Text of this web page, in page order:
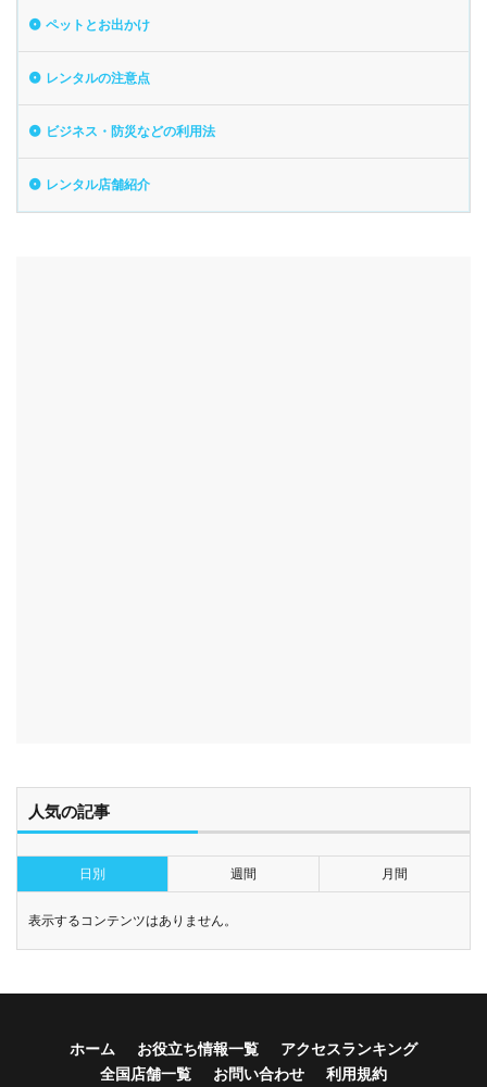
ペットとお出かけ
レンタルの注意点
ビジネス・防災などの利用法
レンタル店舗紹介
人気の記事
日別 週間 月間
表示するコンテンツはありません。
ホーム お役立ち情報一覧
アクセスランキング
全国店舗一覧
お問い合わせ 利用規約